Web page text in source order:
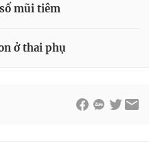
mũi tiêm
ở thai phụ